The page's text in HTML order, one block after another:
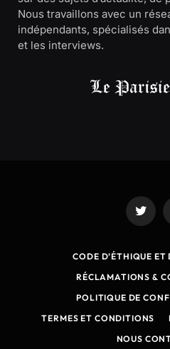
Nous travaillons avec un
indépendants, spécialisés
et les interviews.
Twitter
CODE D’ÉTHIQUE ET
RÉCLAMATIONS &
POLITIQUE DE
TERMES ET CONDITIONS
NOUS